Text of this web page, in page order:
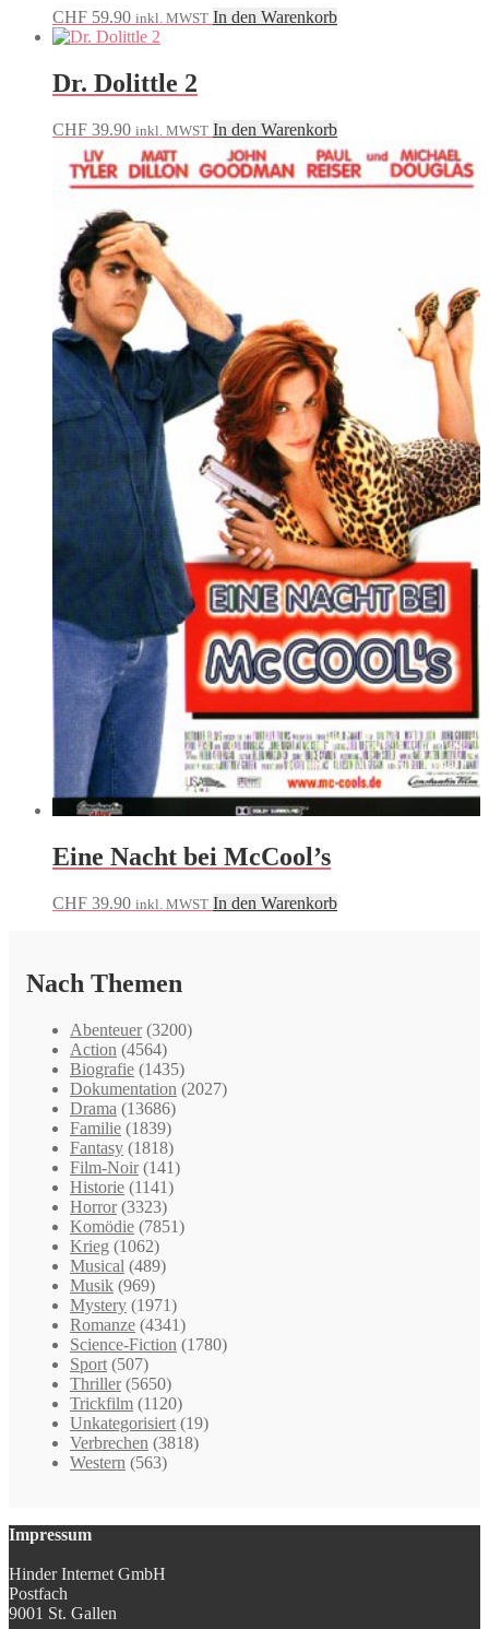
CHF 59.90 inkl. MWST In den Warenkorb
Dr. Dolittle 2
CHF 39.90 inkl. MWST In den Warenkorb
Eine Nacht bei McCool’s
CHF 39.90 inkl. MWST In den Warenkorb
Nach Themen
Abenteuer (3200)
Action (4564)
Biografie (1435)
Dokumentation (2027)
Drama (13686)
Familie (1839)
Fantasy (1818)
Film-Noir (141)
Historie (1141)
Horror (3323)
Komödie (7851)
Krieg (1062)
Musical (489)
Musik (969)
Mystery (1971)
Romanze (4341)
Science-Fiction (1780)
Sport (507)
Thriller (5650)
Trickfilm (1120)
Unkategorisiert (19)
Verbrechen (3818)
Western (563)
Impressum
Hinder Internet GmbH
Postfach
9001 St. Gallen